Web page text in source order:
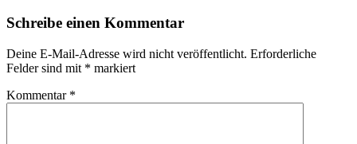
Schreibe einen Kommentar
Deine E-Mail-Adresse wird nicht veröffentlicht. Erforderliche
Felder sind mit * markiert
Kommentar *